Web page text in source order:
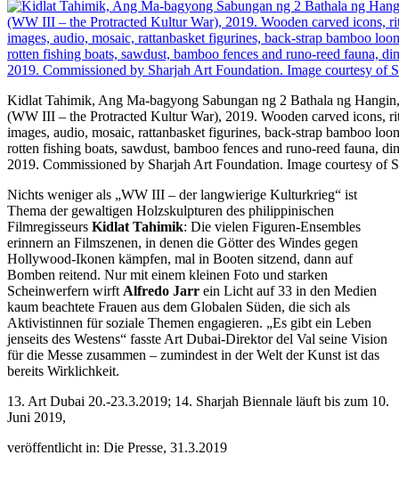
Kidlat Tahimik, Ang Ma-bagyong Sabungan ng 2 Bathala ng
(WW III – the Protracted Kultur War), 2019. Wooden carved icons,
images, audio, mosaic, rattanbasket figurines, back-strap bamboo
rotten fishing boats, sawdust, bamboo fences and runo-reed fauna,
2019. Commissioned by Sharjah Art Foundation. Image courtesy of
Nichts weniger als „WW III – der langwierige Kulturkrieg“ ist
Thema der gewaltigen Holzskulpturen des philippinischen
Filmregisseurs Kidlat Tahimik: Die vielen Figuren-Ensembles
erinnern an Filmszenen, in denen die Götter des Windes gegen
Hollywood-Ikonen kämpfen, mal in Booten sitzend, dann auf
Bomben reitend. Nur mit einem kleinen Foto und starken
Scheinwerfern wirft Alfredo Jarr ein Licht auf 33 in den Medien
kaum beachtete Frauen aus dem Globalen Süden, die sich als
Aktivistinnen für soziale Themen engagieren. „Es gibt ein Leben
jenseits des Westens“ fasste Art Dubai-Direktor del Val seine Vision
für die Messe zusammen – zumindest in der Welt der Kunst ist das
bereits Wirklichkeit.
13. Art Dubai 20.-23.3.2019; 14. Sharjah Biennale läuft bis zum 10.
Juni 2019,
veröffentlicht in: Die Presse, 31.3.2019